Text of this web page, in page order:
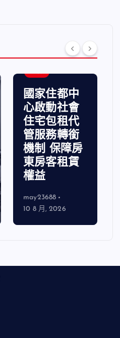
國家住都中
心啟動社會
住宅包租代
管服務轉銜
機制 保障房
東房客租賃
權益
may23688
10 8 月, 2026